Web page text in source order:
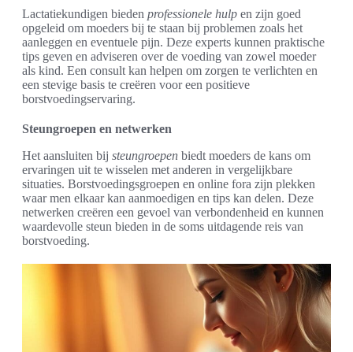
Lactatiekundigen bieden professionele hulp en zijn goed
opgeleid om moeders bij te staan bij problemen zoals het
aanleggen en eventuele pijn. Deze experts kunnen praktische
tips geven en adviseren over de voeding van zowel moeder
als kind. Een consult kan helpen om zorgen te verlichten en
een stevige basis te creëren voor een positieve
borstvoedingservaring.
Steungroepen en netwerken
Het aansluiten bij steungroepen biedt moeders de kans om
ervaringen uit te wisselen met anderen in vergelijkbare
situaties. Borstvoedingsgroepen en online fora zijn plekken
waar men elkaar kan aanmoedigen en tips kan delen. Deze
netwerken creëren een gevoel van verbondenheid en kunnen
waardevolle steun bieden in de soms uitdagende reis van
borstvoeding.